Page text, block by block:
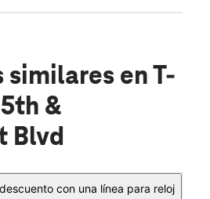
similares en T-
&
Blvd
con una línea para reloj